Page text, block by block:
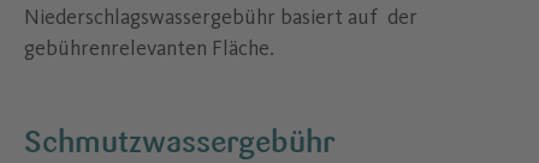
Niederschlagswassergebühr basiert auf der
gebührenrelevanten Fläche.
Schmutzwassergebühr